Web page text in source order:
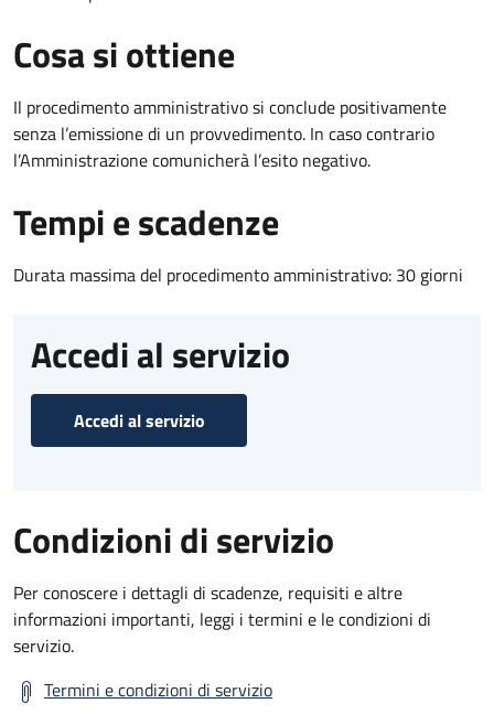
Cosa si ottiene
Il procedimento amministrativo si conclude positivamente
senza l’emissione di un provvedimento. In caso contrario
l’Amministrazione comunicherà l’esito negativo.
Tempi e scadenze
Durata massima del procedimento amministrativo: 30 giorni
Accedi al servizio
Accedi al servizio
Condizioni di servizio
Per conoscere i dettagli di scadenze, requisiti e altre
informazioni importanti, leggi i termini e le condizioni di
servizio.
Termini e condizioni di servizio